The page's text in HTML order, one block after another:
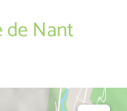
de Nant